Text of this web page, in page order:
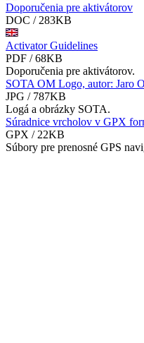
Doporučenia pre aktivátorov
DOC / 283KB
Activator Guidelines
PDF / 68KB
Doporučenia pre aktivátorov.
SOTA OM Logo, autor: Jaro
JPG / 787KB
Logá a obrázky SOTA.
Súradnice vrcholov v GPX
GPX / 22KB
Súbory pre prenosné GPS